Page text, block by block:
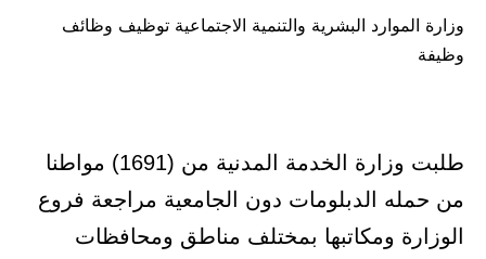
وزارة الموارد البشرية والتنمية الاجتماعية توظيف وظائف
وظيفة
طلبت وزارة الخدمة المدنية من (1691) مواطنا
من حمله الدبلومات دون الجامعية مراجعة فروع
الوزارة ومكاتبها بمختلف مناطق ومحافظات